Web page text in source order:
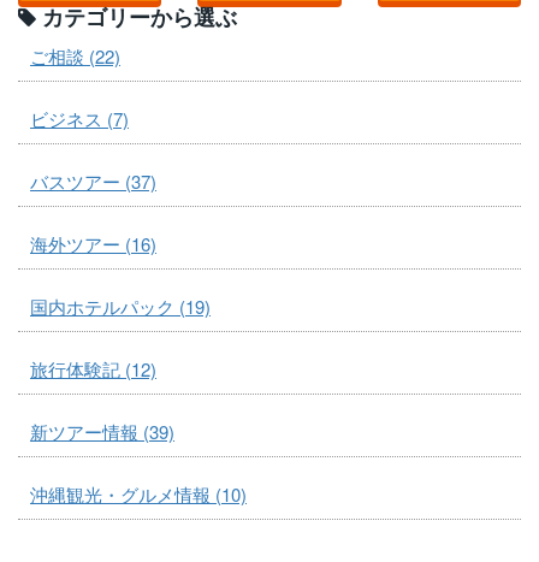
カテゴリーから選ぶ
ご相談 (22)
ビジネス (7)
バスツアー (37)
海外ツアー (16)
国内ホテルパック (19)
旅行体験記 (12)
新ツアー情報 (39)
沖縄観光・グルメ情報 (10)